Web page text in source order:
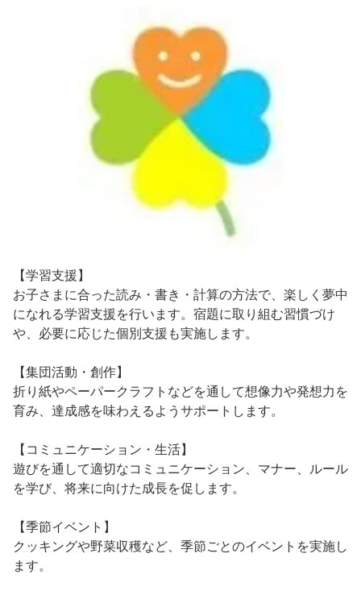
【学習支援】
お子さまに合った読み・書き・計算の方法で、楽しく夢中
になれる学習支援を行います。宿題に取り組む習慣づけ
や、必要に応じた個別支援も実施します。
【集団活動・創作】
折り紙やペーパークラフトなどを通して想像力や発想力を
育み、達成感を味わえるようサポートします。
【コミュニケーション・生活】
遊びを通して適切なコミュニケーション、マナー、ルール
を学び、将来に向けた成長を促します。
【季節イベント】
クッキングや野菜収穫など、季節ごとのイベントを実施し
ます。